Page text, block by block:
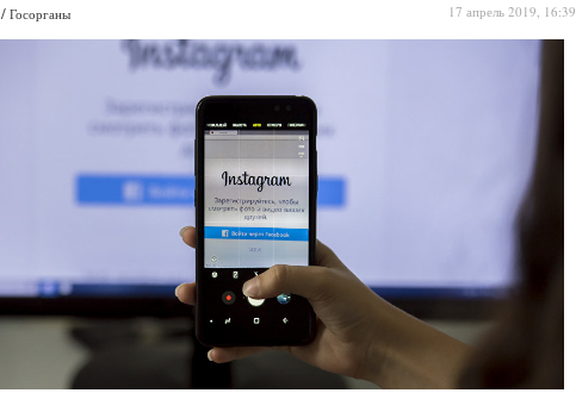
/ Госорганы 17 апрель 2019, 16:39
180